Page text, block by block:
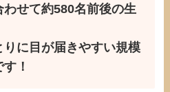
わせて約580名前後の生
りに目が届きやすい規模
！